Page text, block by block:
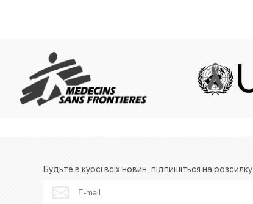
Будьте в курсі всіх новин, підпишіться на розсилку.